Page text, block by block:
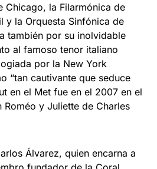
Chicago, la Filarmónica de
y la Orquesta Sinfónica de
también por su inolvidable
al famoso tenor italiano
por la New York
“tan cautivante que seduce
en el Met fue en el 2007 en el
Roméo y Juliette de Charles
Álvarez, quien encarna a